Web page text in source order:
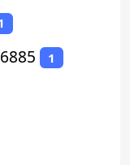
1